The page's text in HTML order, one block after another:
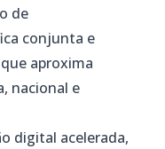
de
conjunta e
aproxima
nacional e
digital acelerada,